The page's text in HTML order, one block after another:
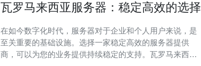
瓦罗马来西亚服务器：稳定高效的选择
在如今数字化时代，服务器对于企业和个人用户来说，是
至关重要的基础设施。选择一家稳定高效的服务器提供
商，可以为您的业务提供持续稳定的支持。瓦罗马来西亚